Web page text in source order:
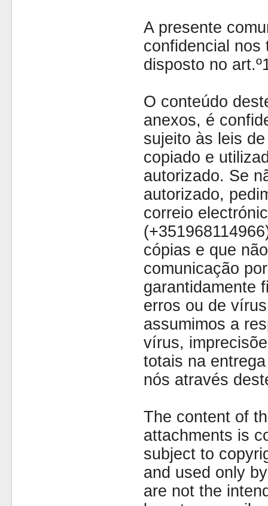
A presente
confidencial nos
disposto no
O conteúdo
anexos, é
sujeito às leis
copiado e
autorizado. Se
autorizado,
correio
cópias e que
comunicação
garantidamente
erros ou de
assumimos a
vírus,
totais na
nós através
The content of
attachments is
subject to
and used only
are not the